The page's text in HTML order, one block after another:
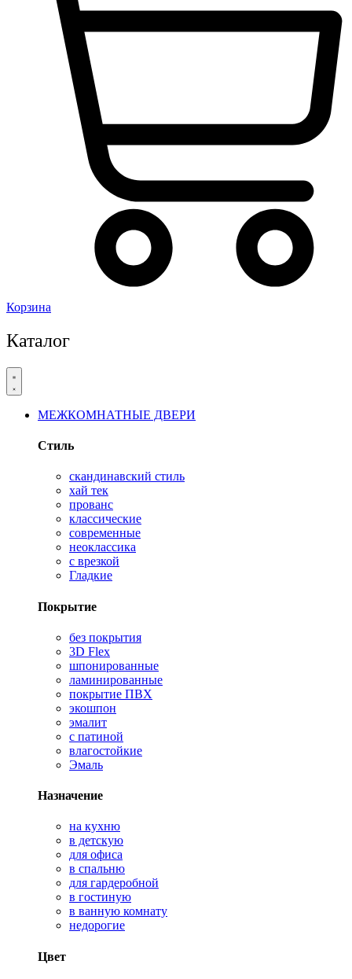
Корзина
Каталог
МЕЖКОМНАТНЫЕ ДВЕРИ
Стиль
скандинавский стиль
хай тек
прованс
классические
современные
неоклассика
с врезкой
Гладкие
Покрытие
без покрытия
3D Flex
шпонированные
ламинированные
покрытие ПВХ
экошпон
эмалит
с патиной
влагостойкие
Эмаль
Назначение
на кухню
в детскую
для офиса
в спальню
для гардеробной
в гостиную
в ванную комнату
недорогие
Цвет